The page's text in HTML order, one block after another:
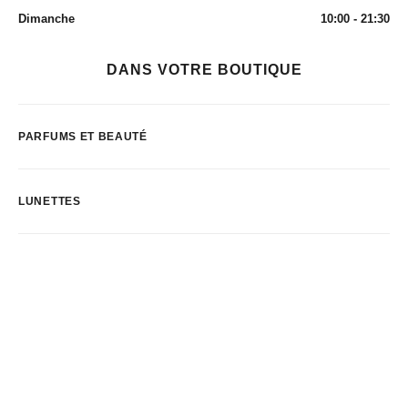
Dimanche
10:00 - 21:30
DANS VOTRE BOUTIQUE
PARFUMS ET BEAUTÉ
LUNETTES